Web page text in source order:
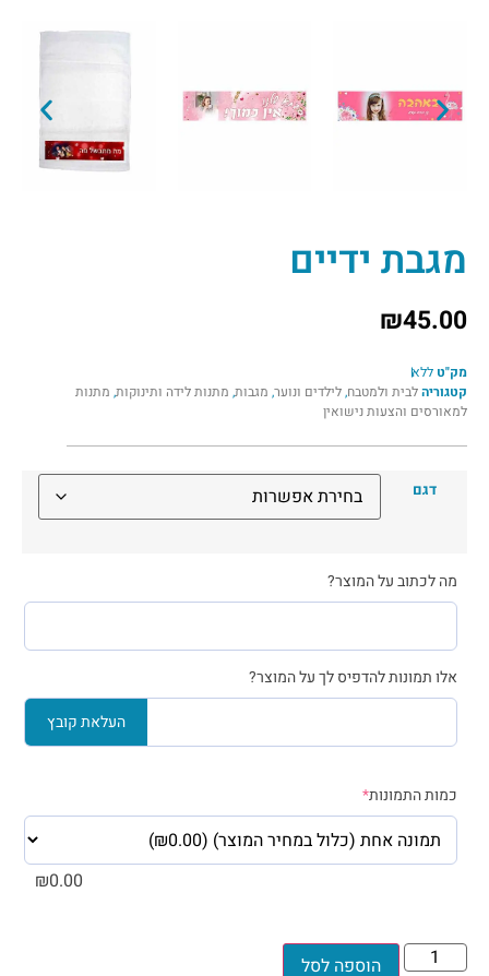
מגבת ידיים
₪45.00
מק"ט ללא
קטגוריהלבית ולמטבח,לילדים ונוער, מגבות, מתנות לידה ותינוקות, מתנות
למאורסים והצעות נישואין
דגם
מה לכתוב על המוצר?
אלו תמונות להדפיס לך על המוצר?
העלאת קובץ
כמות התמונות*
₪0.00
הוספה לסל